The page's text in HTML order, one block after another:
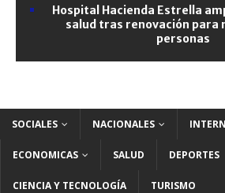
Hospital Hacienda Estrella
salud tras renovación para
personas
SOCIALES NACIONALES
ECONOMICAS SALUD DEPORTES
CIENCIA Y TECNOLOGÍA TURISMO